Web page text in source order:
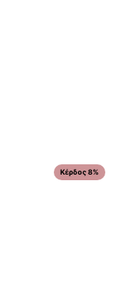
Κέρδος 8%